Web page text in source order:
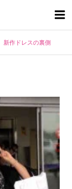

新作ドレスの裏側